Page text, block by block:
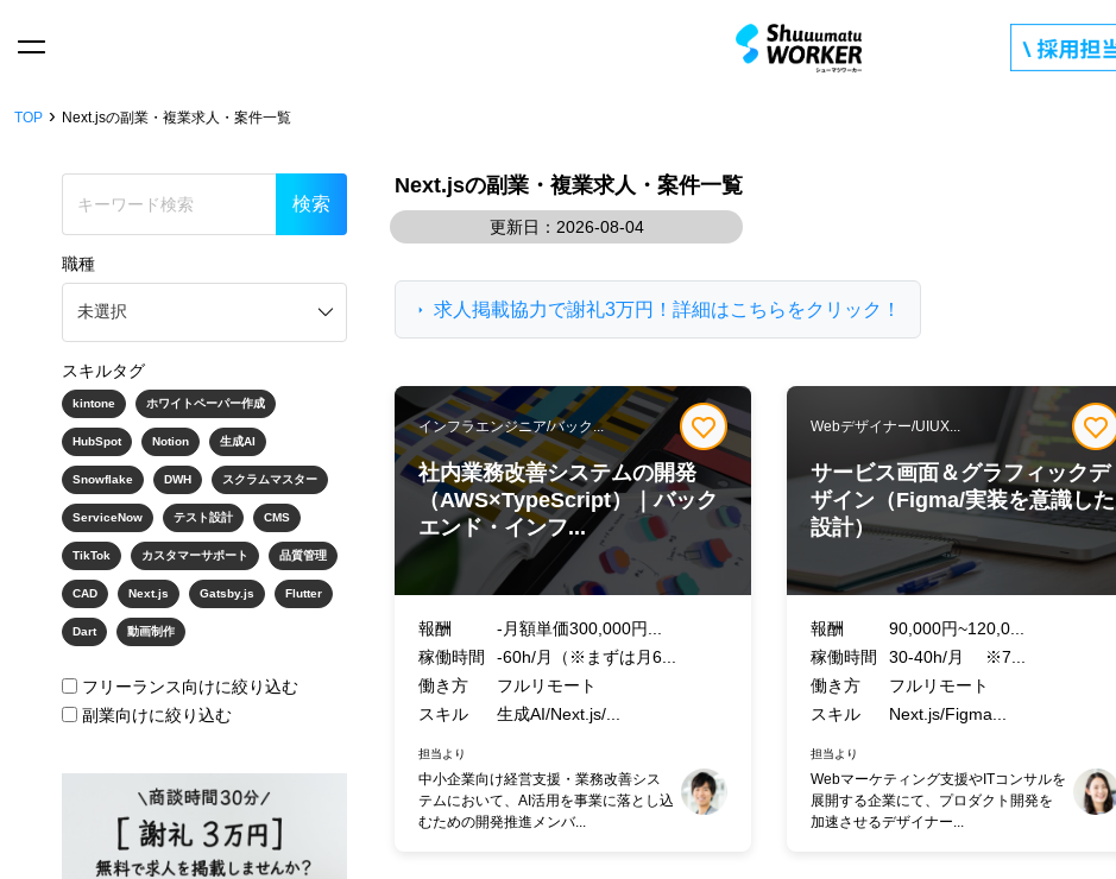
TOP › Next.jsの副業・複業求人・案件一覧
職種
スキルタグ
kintone ホワイトペーパー作成
HubSpot Notion 生成AI
Snowflake DWH スクラムマスター
ServiceNow テスト設計 CMS
TikTok カスタマーサポート 品質管理
CAD Next.js Gatsby.js Flutter
Dart 動画制作
フリーランス向けに絞り込む
副業向けに絞り込む
Next.jsの副業・複業求人・案件一覧
更新日：2026-08-04
求人掲載協力で謝礼3万円！詳細はこちらをクリック！
インフラエンジニア/バック...
社内業務改善システムの開発
（AWS×TypeScript）｜バック
エンド・インフ...
報酬
-月額単価300,000円...
稼働時間
-60h/月（※まずは月6...
働き方
フルリモート
スキル
生成AI/Next.js/...
担当より
中小企業向け経営支援・業務改善シス
テムにおいて、AI活用を事業に落とし込
むための開発推進メンバ...
Webデザイナー/UIUX...
サービス画面＆グラフィックデ
ザイン（Figma/実装を意識した
設計）
報酬
90,000円~120,0...
稼働時間
30-40h/月 ※7...
働き方
フルリモート
スキル
Next.js/Figma...
担当より
Webマーケティング支援やITコンサルを
展開する企業にて、プロダクト開発を
加速させるデザイナー...